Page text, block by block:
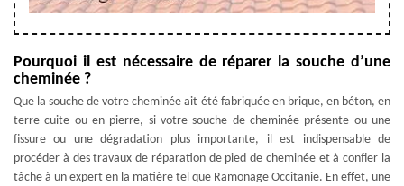
Pourquoi il est nécessaire de réparer la souche d’une
cheminée ?
Que la souche de votre cheminée ait été fabriquée en brique, en béton, en
terre cuite ou en pierre, si votre souche de cheminée présente ou une
fissure ou une dégradation plus importante, il est indispensable de
procéder à des travaux de réparation de pied de cheminée et à confier la
tâche à un expert en la matière tel que Ramonage Occitanie. En effet, une